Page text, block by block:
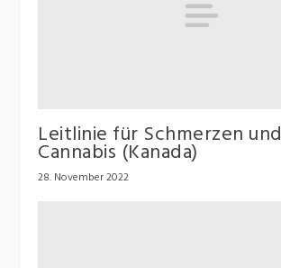
Leitlinie für Schmerzen und
Cannabis (Kanada)
28. November 2022